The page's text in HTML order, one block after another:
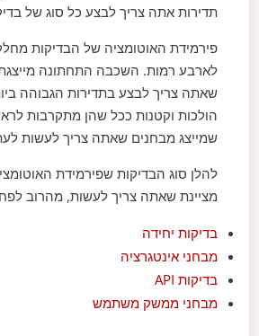
תדירות אתה צריך לבצע כל סוג של
פירמידת האוטומציה של הבדיקות
לארבע רמות. השכבה התחתונה
שאתה צריך לבצע בתדירות הגבוהה
הולכות וקטנות ככל שהן מתקרבות
שמייצג מבחנים שאתה צריך לעשות
להלן סוג הבדיקות שפירמידת
מציינת שאתה צריך לעשות, מהרוב
בדיקות יחידה
מבחני אינטגרציה
בדיקות API
מבחני ממשק משתמש